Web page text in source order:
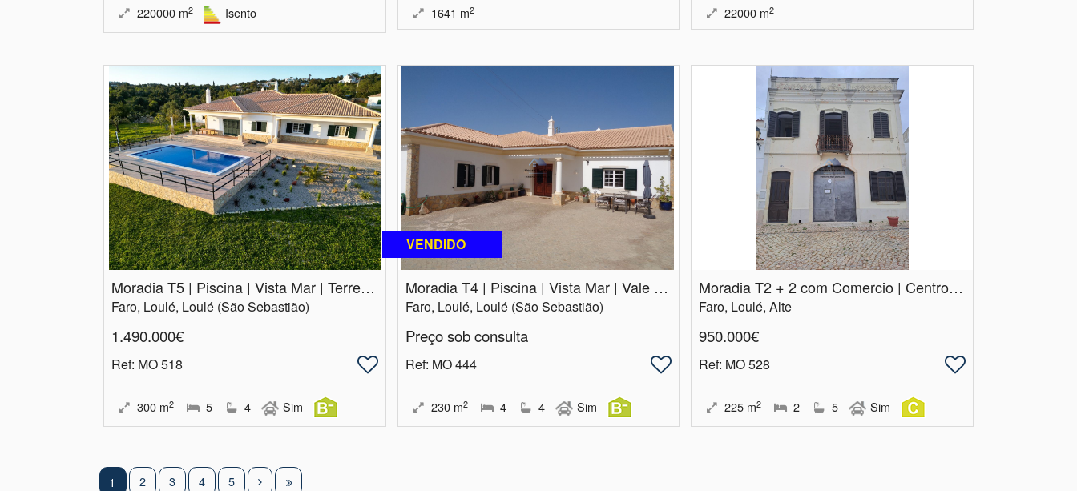
220000 m2 Isento 1641 m2 22000 m2
Moradia T5 | Piscina | Vista Mar | Terreno Grande | Vale Telheiro | Loulé
Faro, Loulé, Loulé (São Sebastião)
1.490.000€
Ref: MO 518
300 m2 5 4 Sim
VENDIDO
Moradia T4 | Piscina | Vista Mar | Vale Telheiro | Loulé
Faro, Loulé, Loulé (São Sebastião)
Preço sob consulta
Ref: MO 444
230 m2 4 4 Sim
Moradia T2 + 2 com Comercio | Centro de Alte | Loulé
Faro, Loulé, Alte
950.000€
Ref: MO 528
225 m2 2 5 Sim
1 2 3 4 5